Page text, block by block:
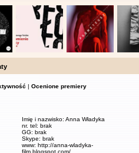
| Ocenione premiery
Imię i nazwisko: Anna Władyka
nr. tel: brak
GG: brak
Skype: brak
www: http://anna-wladyka-
film.blogspot.com/